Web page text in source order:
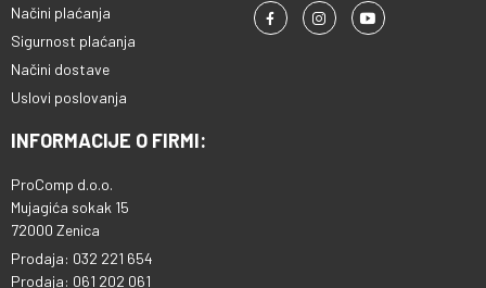
Načini plaćanja
Sigurnost plaćanja
Načini dostave
Uslovi poslovanja
INFORMACIJE O FIRMI:
ProComp d.o.o.
Mujagića sokak 15
72000 Zenica
Prodaja: 032 221 654
Prodaja: 061 202 061